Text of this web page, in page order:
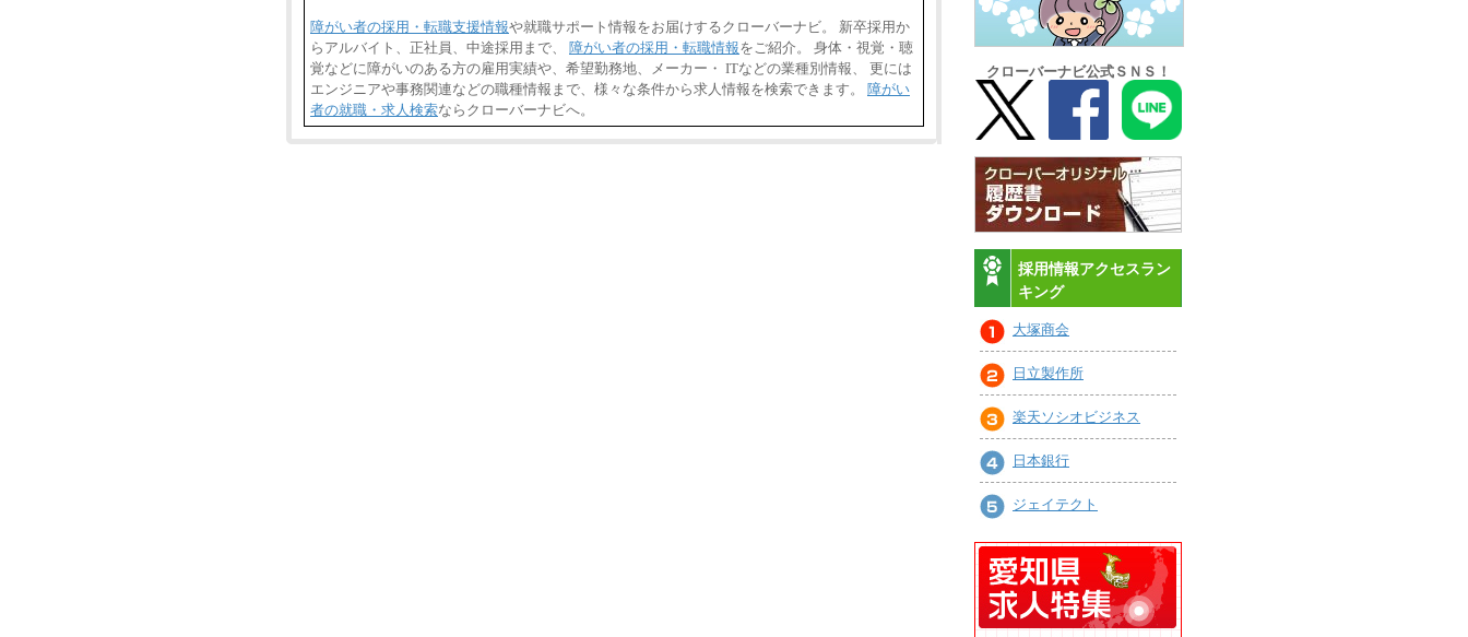
障がい者の採用・転職支援情報や就職サポート情報をお届けするクローバーナビ。 新卒採用か
らアルバイト、正社員、中途採用まで、 障がい者の採用・転職情報をご紹介。 身体・視覚・聴
覚などに障がいのある方の雇用実績や、希望勤務地、メーカー・ ITなどの業種別情報、 更には
エンジニアや事務関連などの職種情報まで、様々な条件から求人情報を検索できます。 障がい
者の就職・求人検索ならクローバーナビへ。
クローバーナビ公式ＳＮＳ！
採用情報アクセスラン
キング
大塚商会
日立製作所
楽天ソシオビジネス
日本銀行
ジェイテクト